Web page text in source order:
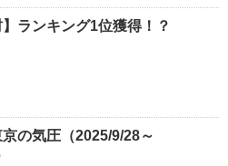
】ランキング1位獲得！？
京の気圧（2025/9/28～